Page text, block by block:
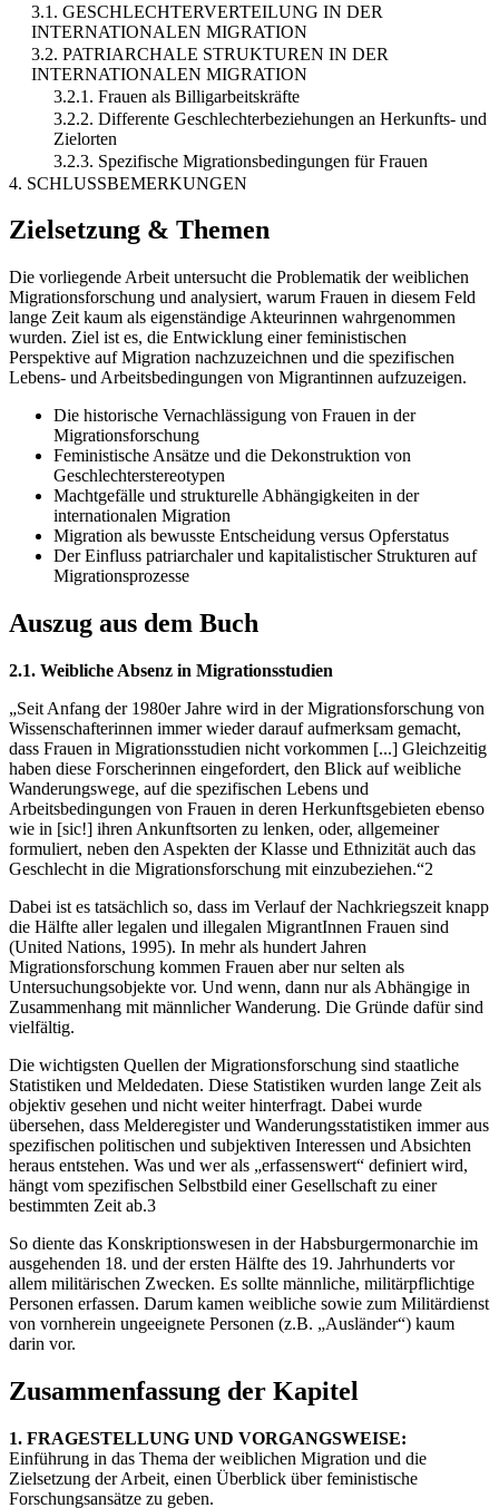
3.1. GESCHLECHTERVERTEILUNG IN DER
INTERNATIONALEN MIGRATION
3.2. PATRIARCHALE STRUKTUREN IN DER
INTERNATIONALEN MIGRATION
3.2.1. Frauen als Billigarbeitskräfte
3.2.2. Differente Geschlechterbeziehungen an Herkunfts- und
Zielorten
3.2.3. Spezifische Migrationsbedingungen für Frauen
4. SCHLUSSBEMERKUNGEN
Zielsetzung & Themen
Die vorliegende Arbeit untersucht die Problematik der weiblichen
Migrationsforschung und analysiert, warum Frauen in diesem Feld
lange Zeit kaum als eigenständige Akteurinnen wahrgenommen
wurden. Ziel ist es, die Entwicklung einer feministischen
Perspektive auf Migration nachzuzeichnen und die spezifischen
Lebens- und Arbeitsbedingungen von Migrantinnen aufzuzeigen.
Die historische Vernachlässigung von Frauen in der
Migrationsforschung
Feministische Ansätze und die Dekonstruktion von
Geschlechterstereotypen
Machtgefälle und strukturelle Abhängigkeiten in der
internationalen Migration
Migration als bewusste Entscheidung versus Opferstatus
Der Einfluss patriarchaler und kapitalistischer Strukturen auf
Migrationsprozesse
Auszug aus dem Buch
2.1. Weibliche Absenz in Migrationsstudien
„Seit Anfang der 1980er Jahre wird in der Migrationsforschung von
Wissenschafterinnen immer wieder darauf aufmerksam gemacht,
dass Frauen in Migrationsstudien nicht vorkommen [...] Gleichzeitig
haben diese Forscherinnen eingefordert, den Blick auf weibliche
Wanderungswege, auf die spezifischen Lebens und
Arbeitsbedingungen von Frauen in deren Herkunftsgebieten ebenso
wie in [sic!] ihren Ankunftsorten zu lenken, oder, allgemeiner
formuliert, neben den Aspekten der Klasse und Ethnizität auch das
Geschlecht in die Migrationsforschung mit einzubeziehen.“2
Dabei ist es tatsächlich so, dass im Verlauf der Nachkriegszeit knapp
die Hälfte aller legalen und illegalen MigrantInnen Frauen sind
(United Nations, 1995). In mehr als hundert Jahren
Migrationsforschung kommen Frauen aber nur selten als
Untersuchungsobjekte vor. Und wenn, dann nur als Abhängige in
Zusammenhang mit männlicher Wanderung. Die Gründe dafür sind
vielfältig.
Die wichtigsten Quellen der Migrationsforschung sind staatliche
Statistiken und Meldedaten. Diese Statistiken wurden lange Zeit als
objektiv gesehen und nicht weiter hinterfragt. Dabei wurde
übersehen, dass Melderegister und Wanderungsstatistiken immer aus
spezifischen politischen und subjektiven Interessen und Absichten
heraus entstehen. Was und wer als „erfassenswert“ definiert wird,
hängt vom spezifischen Selbstbild einer Gesellschaft zu einer
bestimmten Zeit ab.3
So diente das Konskriptionswesen in der Habsburgermonarchie im
ausgehenden 18. und der ersten Hälfte des 19. Jahrhunderts vor
allem militärischen Zwecken. Es sollte männliche, militärpflichtige
Personen erfassen. Darum kamen weibliche sowie zum Militärdienst
von vornherein ungeeignete Personen (z.B. „Ausländer“) kaum
darin vor.
Zusammenfassung der Kapitel
1. FRAGESTELLUNG UND VORGANGSWEISE:
Einführung in das Thema der weiblichen Migration und die
Zielsetzung der Arbeit, einen Überblick über feministische
Forschungsansätze zu geben.